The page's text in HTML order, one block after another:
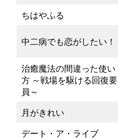
ちはやふる
中二病でも恋がしたい！
治癒魔法の間違った使い
方 ～戦場を駆ける回復要
員～
月がきれい
デート・ア・ライブ